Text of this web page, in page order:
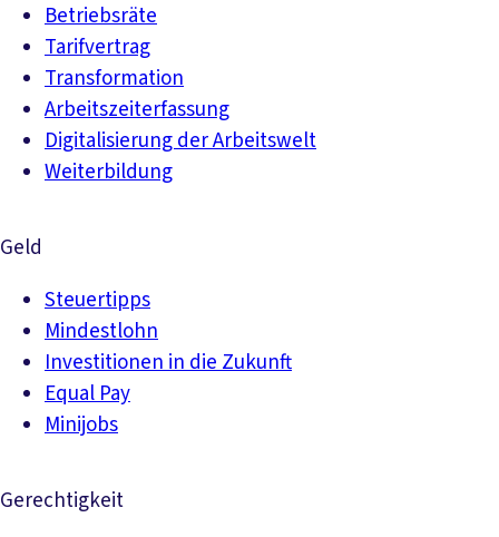
Betriebsräte
Tarifvertrag
Transformation
Arbeitszeiterfassung
Digitalisierung der Arbeitswelt
Weiterbildung
Geld
Steuertipps
Mindestlohn
Investitionen in die Zukunft
Equal Pay
Minijobs
Gerechtigkeit